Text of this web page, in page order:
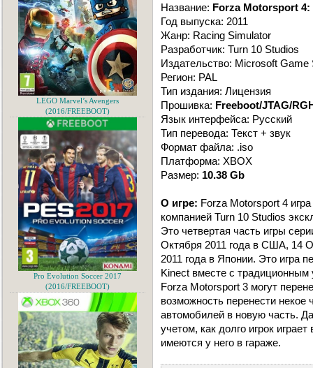
Название: Forza Motorsport
Год выпуска: 2011
Жанр: Racing Simulator
Разработчик: Turn 10 Studios
Издательство: Microsoft Game
Регион: PAL
Тип издания: Лицензия
Прошивка: Freeboot/JTAG/
Язык интерфейса: Русский
Тип перевода: Текст + звук
Формат файла: .iso
Платформа: XBOX
Размер: 10.38 Gb
О игре: Forza Motorsport 4
компанией Turn 10 Studios
Это четвертая часть игры
Октября 2011 года в США, 14
2011 года в Японии. Это игра
Kinect вместе с
Forza Motorsport 3 могут
возможность перенести некое
автомобилей в новую часть.
учетом, как долго игрок
имеются у него в гараже.
LEGO Marvel’s Avengers
(2016/FREEBOOT)
Pro Evolution Soccer 2017
(2016/FREEBOOT)